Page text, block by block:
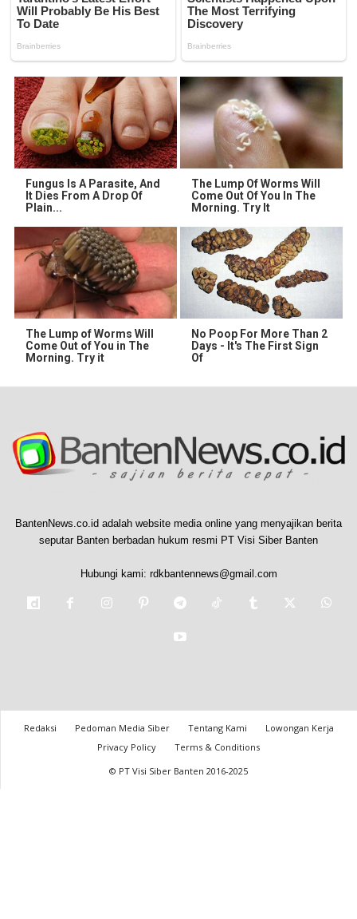
Fungus Is A Parasite, And
It Dies From A Drop Of
Plain...
The Lump Of Worms Will
Come Out Of You In The
Morning. Try It
The Lump of Worms Will
Come Out of You in The
Morning. Try it
No Poop For More Than 2
Days - It's The First Sign
Of
BantenNews.co.id adalah website media online yang menyajikan berita
seputar Banten berbadan hukum resmi PT Visi Siber Banten
Hubungi kami: rdkbantennews@gmail.com
Redaksi Pedoman Media Siber Tentang Kami
Lowongan Kerja
Privacy Policy
Terms & Conditions
© PT Visi Siber Banten 2016-2025